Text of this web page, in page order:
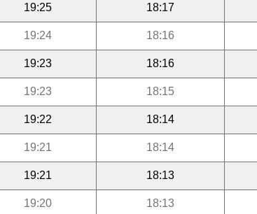
18:17
19:25
18:16
19:24
18:16
19:23
18:15
19:23
18:14
19:22
18:14
19:21
18:13
19:21
18:13
19:20